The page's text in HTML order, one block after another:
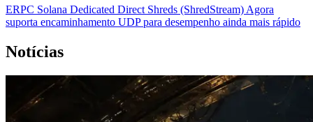
ERPC Solana Dedicated Direct Shreds (ShredStream) Agora
suporta encaminhamento UDP para desempenho ainda mais rápido
Notícias